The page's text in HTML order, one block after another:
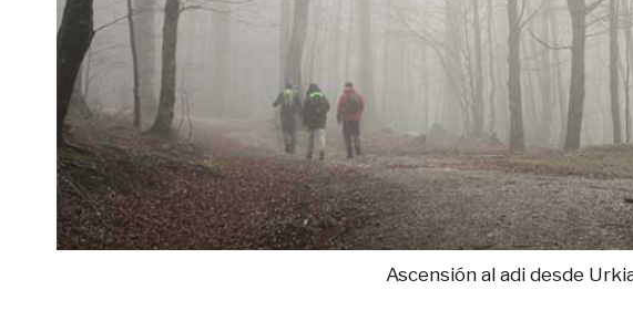
Ascensión al adi desde